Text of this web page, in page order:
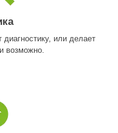
или делает
возможно.